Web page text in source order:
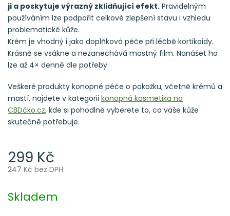
299 Kč
247 Kč bez DPH
cena:
Skladem
ji a poskytuje výrazný zklidňující efekt. Pravidelným
používáním lze podpořit celkové zlepšení stavu i vzhledu
problematické kůže.
Krém je vhodný i jako doplňková péče při léčbě kortikoidy.
Krásně se vsákne a nezanechává mastný film. Nanášet ho
lze až 4× denně dle potřeby.
Veškeré produkty konopné péče o pokožku, včetně krémů a
mastí, najdete v kategorii konopná kosmetika na
CBDčko.cz, kde si pohodlně vyberete to, co vaše kůže
skutečně potřebuje.